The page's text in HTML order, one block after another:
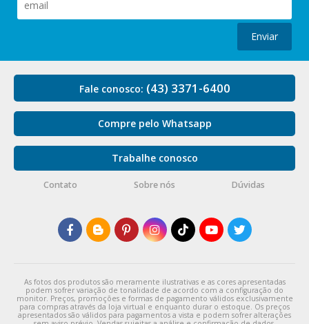
Enviar
Fale conosco: (43) 3371-6400
Compre pelo Whatsapp
Trabalhe conosco
Contato Sobre nós Dúvidas
As fotos dos produtos são meramente ilustrativas e as cores apresentadas
podem sofrer variação de tonalidade de acordo com a configuração do
monitor. Preços, promoções e formas de pagamento válidos exclusivamente
para compras através da loja virtual e enquanto durar o estoque. Os preços
apresentados são válidos para pagamentos a vista e podem sofrer alterações